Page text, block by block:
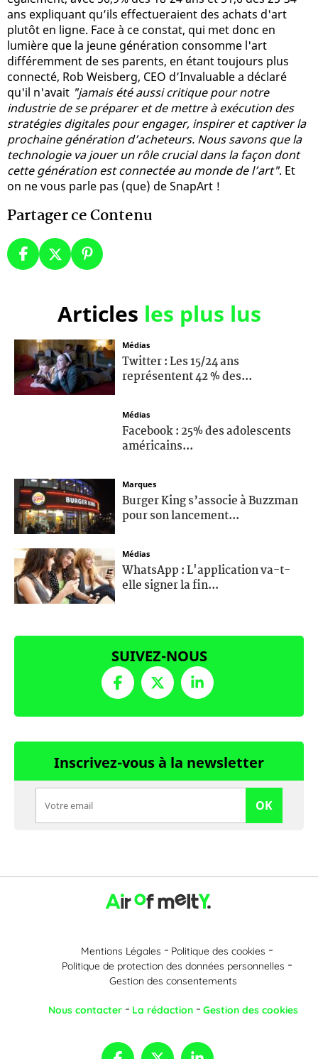
ans expliquant qu’ils effectueraient des achats d'art
plutôt en ligne. Face à ce constat, qui met donc en
lumière que la jeune génération consomme l'art
différemment de ses parents, en étant toujours plus
connecté, Rob Weisberg, CEO d’Invaluable a déclaré
qu'il n'avait "jamais été aussi critique pour notre
industrie de se préparer et de mettre à exécution des
stratégies digitales pour engager, inspirer et captiver la
prochaine génération d’acheteurs. Nous savons que la
technologie va jouer un rôle crucial dans la façon dont
cette génération est connectée au monde de l’art". Et
on ne vous parle pas (que) de SnapArt !
Partager ce Contenu
Articles les plus lus
Médias
Twitter : Les 15/24 ans
représentent 42 % des...
Médias
Facebook : 25% des adolescents
américains...
Marques
Burger King s’associe à Buzzman
pour son lancement...
Médias
WhatsApp : L'application va-t-
elle signer la fin...
SUIVEZ-NOUS
Inscrivez-vous à la newsletter
OK
Mentions Légales
Politique des cookies
Politique de protection des données personnelles
Gestion des consentements
Nous contacter La rédaction Gestion des cookies